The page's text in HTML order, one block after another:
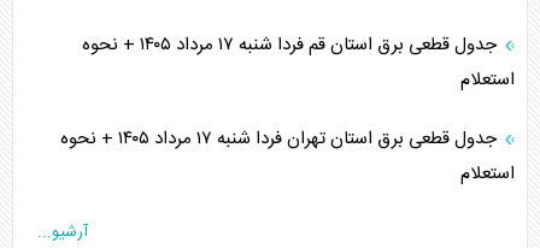
جدول قطعی برق استان قم فردا شنبه ۱۷ مرداد ۱۴۰۵ + نحوه
استعلام
جدول قطعی برق استان تهران فردا شنبه ۱۷ مرداد ۱۴۰۵ + نحوه
استعلام
آرشیو...